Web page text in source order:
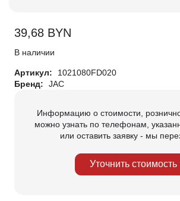
39,68 BYN
В наличии
Артикул:
1021080FD020
Бренд:
JAC
Информацию о стоимости,
можно узнать по телефонам,
или оставить заявку - мы
Уточнить стоимость